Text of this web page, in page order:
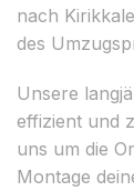
nach
des
Unsere
effizient und
uns um die
Montage